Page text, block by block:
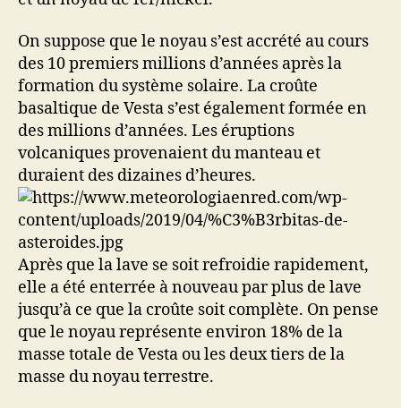
On suppose que le noyau s’est accrété au cours
des 10 premiers millions d’années après la
formation du système solaire. La croûte
basaltique de Vesta s’est également formée en
des millions d’années. Les éruptions
volcaniques provenaient du manteau et
duraient des dizaines d’heures.
Après que la lave se soit refroidie rapidement,
elle a été enterrée à nouveau par plus de lave
jusqu’à ce que la croûte soit complète. On pense
que le noyau représente environ 18% de la
masse totale de Vesta ou les deux tiers de la
masse du noyau terrestre.